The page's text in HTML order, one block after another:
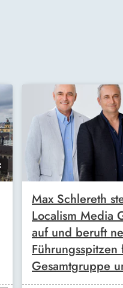
Max Schlereth
Localism Media
auf und beruft
Führungsspitzen
Gesamtgruppe